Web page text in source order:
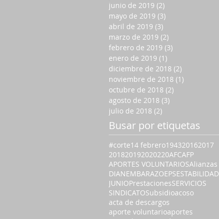
junio de 2019 (2)
mayo de 2019 (3)
abril de 2019 (3)
marzo de 2019 (2)
febrero de 2019 (3)
enero de 2019 (1)
diciembre de 2018 (2)
noviembre de 2018 (1)
octubre de 2018 (2)
agosto de 2018 (3)
julio de 2018 (2)
Busar por etiquetas
#corte14 febrero194320162017
201820192020220AFCAFP
APORTES VOLUNTARIOSAlianzas
DIANEMBARAZOEPSESTABILIDAD
JUNIOPrestacionesSERVICIOS
SINDICATOSubsidioacoso
acta de descargos
aporte voluntarioaportes